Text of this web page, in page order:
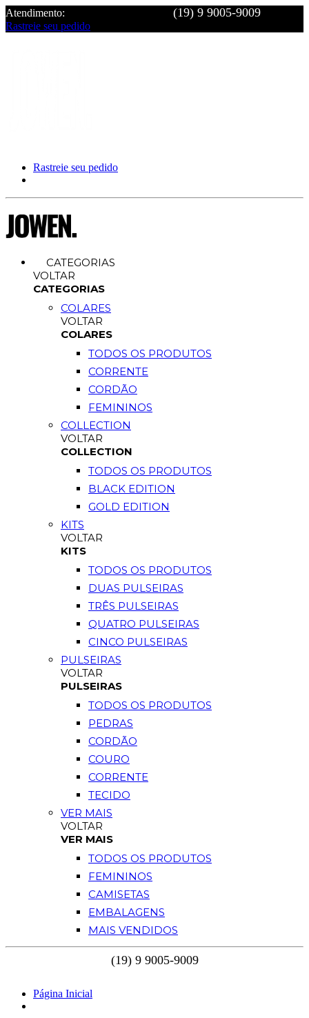
Atendimento:
Rastreie seu pedido
Rastreie seu pedido
CATEGORIAS
VOLTAR
CATEGORIAS
COLARES
VOLTAR
COLARES
TODOS OS PRODUTOS
CORRENTE
CORDÃO
FEMININOS
COLLECTION
VOLTAR
COLLECTION
TODOS OS PRODUTOS
BLACK EDITION
GOLD EDITION
KITS
VOLTAR
KITS
TODOS OS PRODUTOS
DUAS PULSEIRAS
TRÊS PULSEIRAS
QUATRO PULSEIRAS
CINCO PULSEIRAS
PULSEIRAS
VOLTAR
PULSEIRAS
TODOS OS PRODUTOS
PEDRAS
CORDÃO
COURO
CORRENTE
TECIDO
VER MAIS
VOLTAR
VER MAIS
TODOS OS PRODUTOS
FEMININOS
CAMISETAS
EMBALAGENS
MAIS VENDIDOS
Página Inicial